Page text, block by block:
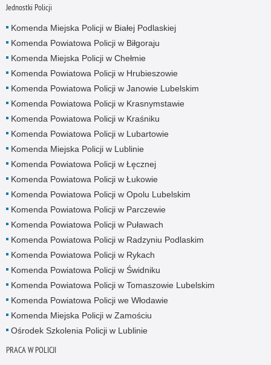
Jednostki Policji
Komenda Miejska Policji w Białej Podlaskiej
Komenda Powiatowa Policji w Biłgoraju
Komenda Miejska Policji w Chełmie
Komenda Powiatowa Policji w Hrubieszowie
Komenda Powiatowa Policji w Janowie Lubelskim
Komenda Powiatowa Policji w Krasnymstawie
Komenda Powiatowa Policji w Kraśniku
Komenda Powiatowa Policji w Lubartowie
Komenda Miejska Policji w Lublinie
Komenda Powiatowa Policji w Łęcznej
Komenda Powiatowa Policji w Łukowie
Komenda Powiatowa Policji w Opolu Lubelskim
Komenda Powiatowa Policji w Parczewie
Komenda Powiatowa Policji w Puławach
Komenda Powiatowa Policji w Radzyniu Podlaskim
Komenda Powiatowa Policji w Rykach
Komenda Powiatowa Policji w Świdniku
Komenda Powiatowa Policji w Tomaszowie Lubelskim
Komenda Powiatowa Policji we Włodawie
Komenda Miejska Policji w Zamościu
Ośrodek Szkolenia Policji w Lublinie
PRACA W POLICJI